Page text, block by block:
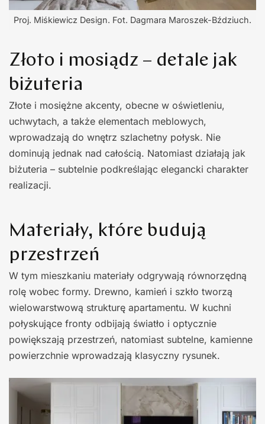
Proj. Miśkiewicz Design. Fot. Dagmara Maroszek-Bździuch.
Złoto i mosiądz – detale jak
biżuteria
Złote i mosiężne akcenty, obecne w oświetleniu,
uchwytach, a także elementach meblowych,
wprowadzają do wnętrz szlachetny połysk. Nie
dominują jednak nad całością. Natomiast działają jak
biżuteria – subtelnie podkreślając elegancki charakter
realizacji.
Materiały, które budują
przestrzeń
W tym mieszkaniu materiały odgrywają równorzędną
rolę wobec formy. Drewno, kamień i szkło tworzą
wielowarstwową strukturę apartamentu. W kuchni
połyskujące fronty odbijają światło i optycznie
powiększają przestrzeń, natomiast subtelne, kamienne
powierzchnie wprowadzają klasyczny rysunek.